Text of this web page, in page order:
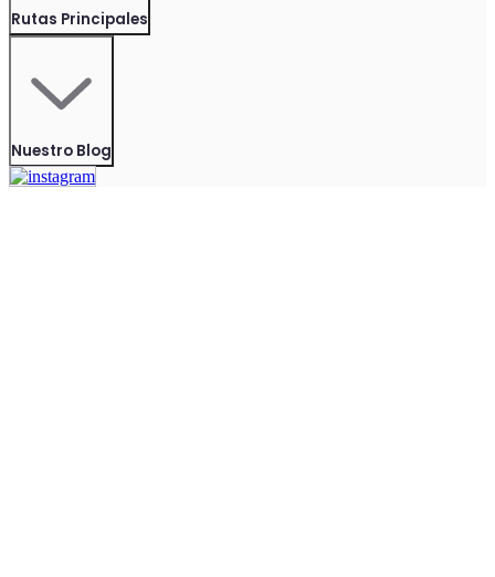
Rutas Principales
Nuestro Blog